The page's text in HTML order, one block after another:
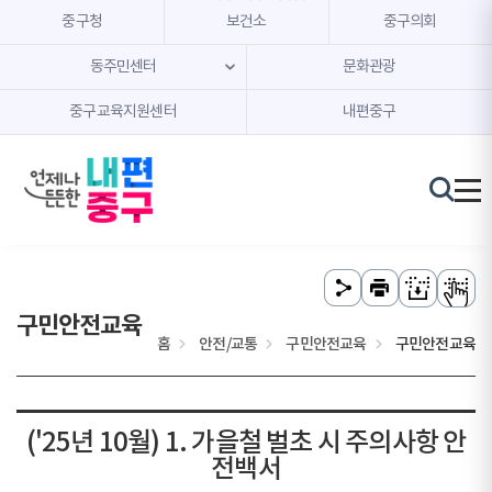
본문 내용 바로가기
주메뉴 바로가기
중구청 보건소 중구의회
동주민센터 문화관광
중구교육지원센터 내편중구
구민안전교육
홈 안전/교통 구민안전교육 구민안전교육
('25년 10월) 1. 가을철 벌초 시 주의사항 안
전백서